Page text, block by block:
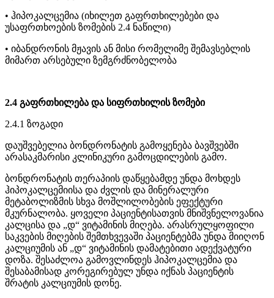
• ჰიპოკალცემია (იხილეთ გაფრთხილებები და
უსაფრთხოების ზომების 2.4 ნაწილი)
• იბანდრონის მჟავის ან მისი რომელიმე შემავსებლის
მიმართ არსებული ზემგრძნობელობა
2.4 გაფრთხილება და სიფრთხილის ზომები
2.4.1 ზოგადი
დაუშვებელია ბონდრონატის გამოყენება ბავშვებში
არასაკმარისი კლინიკური გამოცდილების გამო.
ბონდრონატის თერაპიის დაწყებამდე უნდა მოხდეს
ჰიპოკალცემიისა და ძვლის და მინერალური
მეტაბოლიზმის სხვა მოშლილობების ეფექტური
მკურნალობა. ყოველი პაციენტისათვის მნიშვნელოვანია
კალცისა და „დ“ ვიტამინის მიღება. არასრულყოფილი
საკვების მიღების შემთხვევაში პაციენტებმა უნდა მიიღონ
კალციუმის ან „დ“ ვიტამინის დამატებითი ადექვატური
დოზა. შესაძლოა გამოვლინდეს ჰიპოკალცემია და
შესაბამისად კორეგირებულ უნდა იქნას პაციენტის
შრატის კალციუმის დონე.